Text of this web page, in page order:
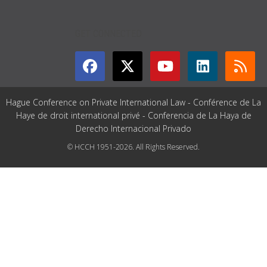
Hague Conference on Private International Law - Conférence de La
Haye de droit international privé - Conferencia de La Haya de
Derecho Internacional Privado
© HCCH 1951-2026. All Rights Reserved.